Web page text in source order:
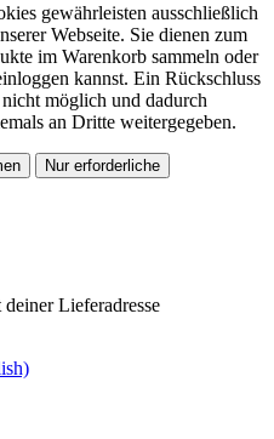
gewährleisten ausschließlich
Webseite. Sie dienen zum
im Warenkorb sammeln oder
kannst. Ein Rückschluss
möglich und dadurch
an Dritte weitergegeben.
Nur erforderliche
deiner Lieferadresse